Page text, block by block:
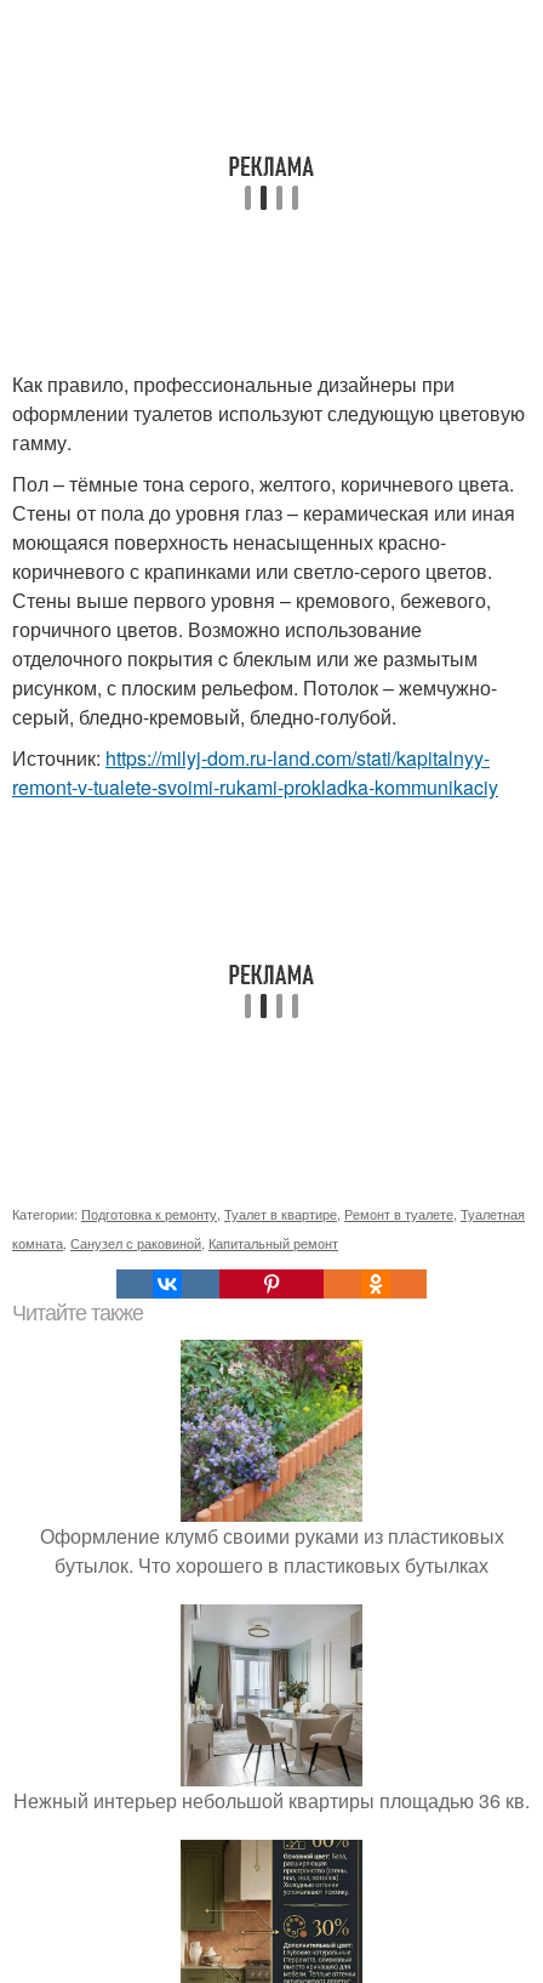
Как правило, профессиональные дизайнеры при
оформлении туалетов используют следующую цветовую
гамму.
Пол – тёмные тона серого, желтого, коричневого цвета.
Стены от пола до уровня глаз – керамическая или иная
моющаяся поверхность ненасыщенных красно-
коричневого с крапинками или светло-серого цветов.
Стены выше первого уровня – кремового, бежевого,
горчичного цветов. Возможно использование
отделочного покрытия c блеклым или же размытым
рисунком, с плоским рельефом. Потолок – жемчужно-
серый, бледно-кремовый, бледно-голубой.
Источник: https://milyj-dom.ru-land.com/stati/kapitalnyy-
remont-v-tualete-svoimi-rukami-prokladka-kommunikaciy
Категории: Подготовка к ремонту Туалет в квартире Ремонт в туалете Туалетная
комната Санузел с раковиной Капитальный ремонт
Читайте также
Оформление клумб своими руками из пластиковых
бутылок. Что хорошего в пластиковых бутылках
Нежный интерьер небольшой квартиры площадью 36 кв.